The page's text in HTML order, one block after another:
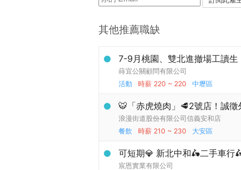
其他推薦職缺
7-9月桃園、雙北進撤場工讀生
蒔宜公關顧問有限公司
活動
時薪 220 ~ 220 中壢區
🐯「赤虎燒肉」🥩2號店！誠徵
浪漫街道股份有限公司信義安和店
餐飲
時薪 210 ~ 230 大安區
可短期💎 新北中和🛵二手車行
宸恩實業有限公司